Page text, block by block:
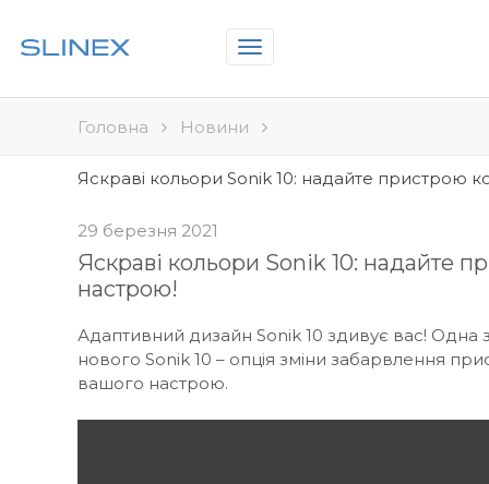
Toggle
navigation
Головна Новини
Яскраві кольори Sonik 10: надайте пристрою
29 березня 2021
Яскраві кольори Sonik 10: надайте
настрою!
Адаптивний дизайн Sonik 10 здивує вас! Одна
нового Sonik 10 – опція зміни забарвлення
вашого настрою.